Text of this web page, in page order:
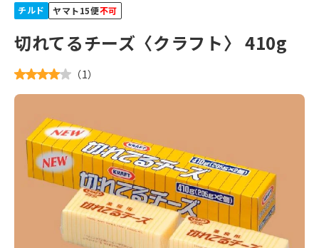
チルド ヤマト15便不可
切れてるチーズ〈クラフト〉 410g
（1）